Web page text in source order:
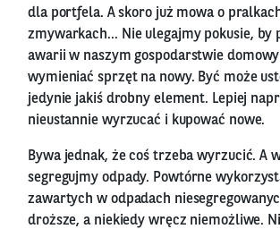
dla portfela. A skoro już mowa o
zmywarkach… Nie ulegajmy pokusie, by
awarii w naszym gospodarstwie
wymieniać sprzęt na nowy. Być może
jedynie jakiś drobny element. Lepiej
nieustannie wyrzucać i kupować nowe.
Bywa jednak, że coś trzeba wyrzucić. A
segregujmy odpady. Powtórne
zawartych w odpadach
droższe, a niekiedy wręcz niemożliwe.